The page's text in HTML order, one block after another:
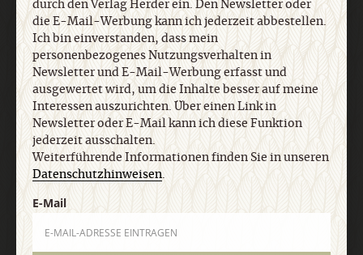
Informationen finden Sie in unseren
Datenschutzhinweisen.
E-Mail
Jetzt anmelden
durch den Verlag Herder ein. Den Newsletter oder
die E-Mail-Werbung kann ich jederzeit abbestellen.
Ich bin einverstanden, dass mein
personenbezogenes Nutzungsverhalten in
Newsletter und E-Mail-Werbung erfasst und
ausgewertet wird, um die Inhalte besser auf meine
Interessen auszurichten. Über einen Link in
Newsletter oder E-Mail kann ich diese Funktion
jederzeit ausschalten.
Weiterführende Informationen finden Sie in unseren
Datenschutzhinweisen.
E-Mail